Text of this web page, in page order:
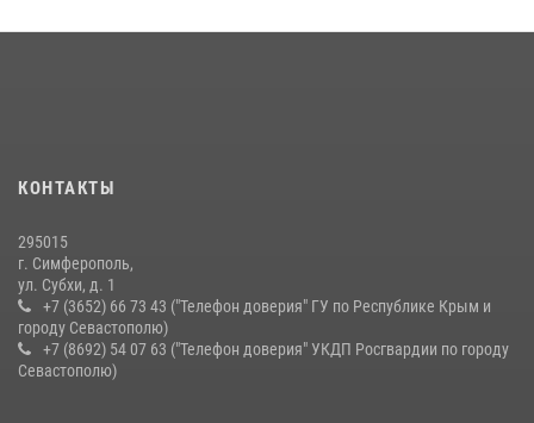
10 июля 2026, 15:10
КОНТАКТЫ
295015
г. Симферополь,
ул. Субхи, д. 1
+7 (3652) 66 73 43 ("Телефон доверия" ГУ по Республике Крым и
городу Севастополю)
+7 (8692) 54 07 63 ("Телефон доверия" УКДП Росгвардии по городу
Севастополю)